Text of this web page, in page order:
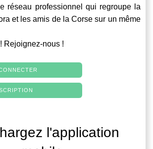
réseau professionnel qui regroupe la
et les amis de la Corse sur un même
Rejoignez-nous !
l'application